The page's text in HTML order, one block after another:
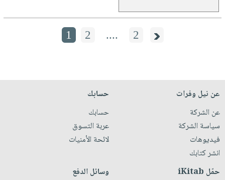
1 2 .... 2
عن نيل وفرات
عن الشركة
سياسة الشركة
فيديوهات
انشر كتابك
حسابك
حسابك
عربة التسوق
لائحة الأمنيات
حمّل iKitab وسائل الدفع